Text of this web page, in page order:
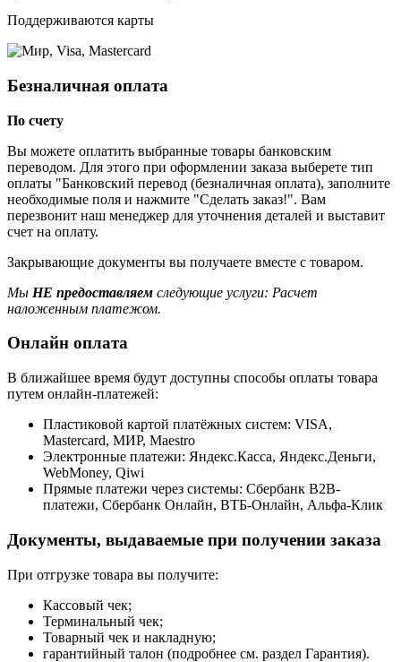
Поддерживаются карты
Безналичная оплата
По счету
Вы можете оплатить выбранные товары банковским
переводом. Для этого при оформлении заказа выберете тип
оплаты "Банковский перевод (безналичная оплата), заполните
необходимые поля и нажмите "Сделать заказ!". Вам
перезвонит наш менеджер для уточнения деталей и выставит
счет на оплату.
Закрывающие документы вы получаете вместе с товаром.
Мы НЕ предоставляем следующие услуги: Расчет
наложенным платежом.
Онлайн оплата
В ближайшее время будут доступны способы оплаты товара
путем онлайн-платежей:
Пластиковой картой платёжных систем: VISA,
Mastercard, МИР, Maestrо
Электронные платежи: Яндекс.Касса, Яндекс.Деньги,
WebMoney, Qiwi
Прямые платежи через системы: Сбербанк B2B-
платежи, Сбербанк Онлайн, ВТБ-Онлайн, Альфа-Клик
Документы, выдаваемые при получении заказа
При отгрузке товара вы получите:
Кассовый чек;
Терминальный чек;
Товарный чек и накладную;
гарантийный талон (подробнее см. раздел Гарантия).